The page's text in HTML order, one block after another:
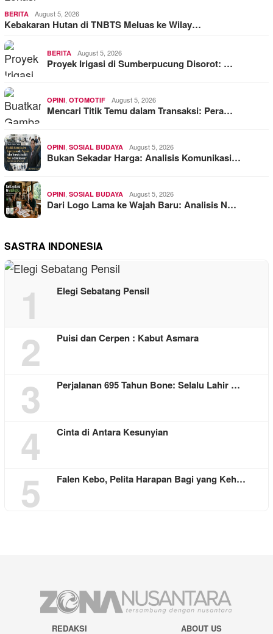
BERITA August 5, 2026
Kebakaran Hutan di TNBTS Meluas ke Wilay…
BERITA August 5, 2026
Proyek Irigasi di Sumberpucung Disorot: …
OPINI, OTOMOTIF August 5, 2026
Mencari Titik Temu dalam Transaksi: Pera…
OPINI, SOSIAL BUDAYA August 5, 2026
Bukan Sekadar Harga: Analisis Komunikasi…
OPINI, SOSIAL BUDAYA August 5, 2026
Dari Logo Lama ke Wajah Baru: Analisis N…
SASTRA INDONESIA
1 Elegi Sebatang Pensil
2 Puisi dan Cerpen : Kabut Asmara
3 Perjalanan 695 Tahun Bone: Selalu Lahir …
4 Cinta di Antara Kesunyian
5 Falen Kebo, Pelita Harapan Bagi yang Keh…
REDAKSI
ABOUT US